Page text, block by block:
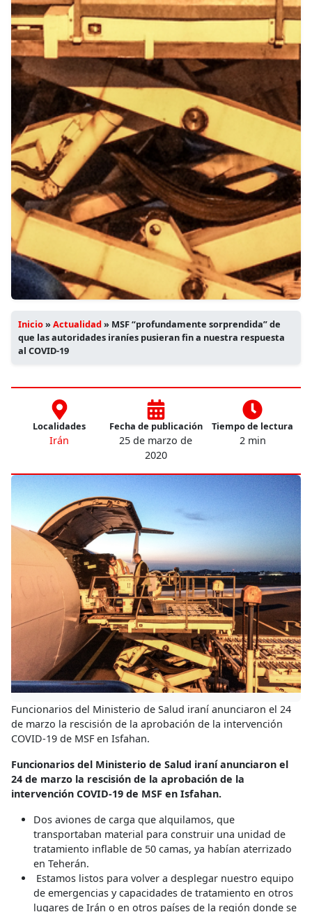
Inicio»Actualidad» MSF “profundamente sorprendida” de
que las autoridades iraníes pusieran fin a nuestra respuesta
al COVID-19
Localidades
Irán
Fecha de publicación
25 de marzo de
2020
Tiempo de lectura
2 min
Funcionarios del Ministerio de Salud iraní anunciaron el 24
de marzo la rescisión de la aprobación de la intervención
COVID-19 de MSF en Isfahan.
Funcionarios del Ministerio de Salud iraní anunciaron el
24 de marzo la rescisión de la aprobación de la
intervención COVID-19 de MSF en Isfahan.
Dos aviones de carga que alquilamos, que
transportaban material para construir una unidad de
tratamiento inflable de 50 camas, ya habían aterrizado
en Teherán.
Estamos listos para volver a desplegar nuestro equipo
de emergencias y capacidades de tratamiento en otros
lugares de Irán o en otros países de la región donde se